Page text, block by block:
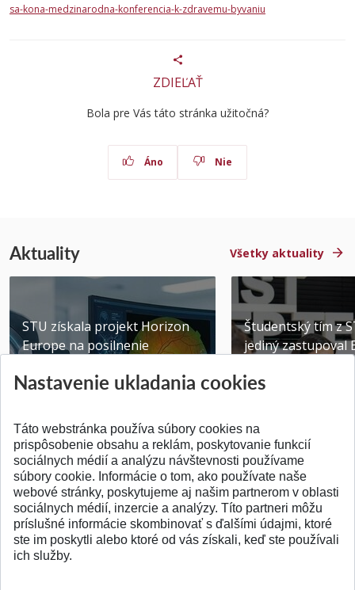
sa-kona-medzinarodna-konferencia-k-zdravemu-byvaniu
ZDIEĽAŤ
Bola pre Vás táto stránka užitočná?
Áno Nie
Aktuality Všetky aktuality
STU získala projekt Horizon
Europe na posilnenie
Publikované 31.07.2026
Študentský tím z
jediný zastupoval
Publikované
SPÄŤ NA VRCH
Nastavenie ukladania cookies
Táto webstránka používa súbory cookies na
prispôsobenie obsahu a reklám, poskytovanie funkcií
sociálnych médií a analýzu návštevnosti používame
súbory cookie. Informácie o tom, ako používate naše
webové stránky, poskytujeme aj našim partnerom v oblasti
sociálnych médií, inzercie a analýzy. Títo partneri môžu
príslušné informácie skombinovať s ďalšími údajmi, ktoré
ste im poskytli alebo ktoré od vás získali, keď ste používali
ich služby.